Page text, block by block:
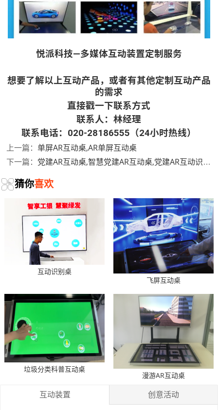
悦派科技—多媒体互动装置定制服务
想要了解以上互动产品，或者有其他定制互动产品
的需求
直接戳一下联系方式
联系人：林经理
联系电话：020-28186555（24小时热线）
上一篇：单屏AR互动桌,AR单屏互动桌
下一篇： 党建AR互动桌,智慧党建AR互动桌,党建AR互动识别桌
猜你喜欢
互动识别桌
飞屏互动桌
垃圾分类科普互动桌
漫游AR互动桌
互动装置 创意活动